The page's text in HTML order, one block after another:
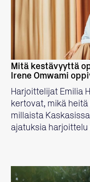
Mitä kestävyyttä
Irene Omwami
Harjoittelijat Emilia
kertovat, mikä
millaista
ajatuksia